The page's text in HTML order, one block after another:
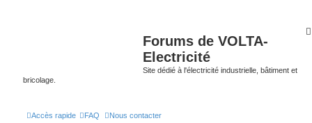
Forums de VOLTA-
Electricité
Site dédié à l'électricité industrielle, bâtiment et
bricolage.
Accès rapide FAQ Nous contacter